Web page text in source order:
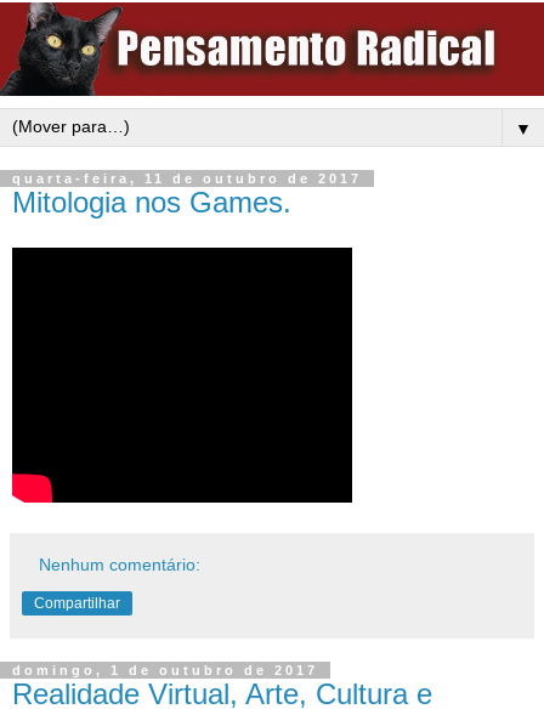
▼
quarta-feira, 11 de outubro de 2017
Mitologia nos Games.
Nenhum comentário:
Compartilhar
domingo, 1 de outubro de 2017
Realidade Virtual, Arte, Cultura e